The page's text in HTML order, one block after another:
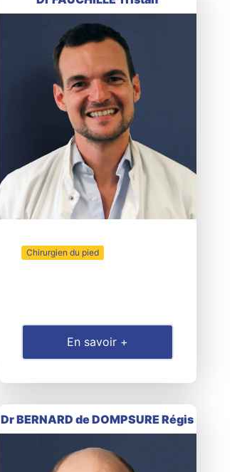
Chirurgien du pied
En savoir +
Dr BERNARD de DOMPSURE Régis